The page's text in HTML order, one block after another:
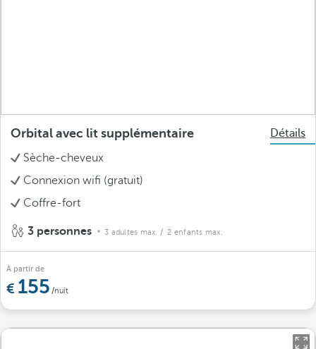
Orbital avec lit supplémentaire
Détails
Sèche-cheveux
Connexion wifi (gratuit)
Coffre-fort
3 personnes 3 adultes max. / 2 enfants max.
À partir de
155 /nuit